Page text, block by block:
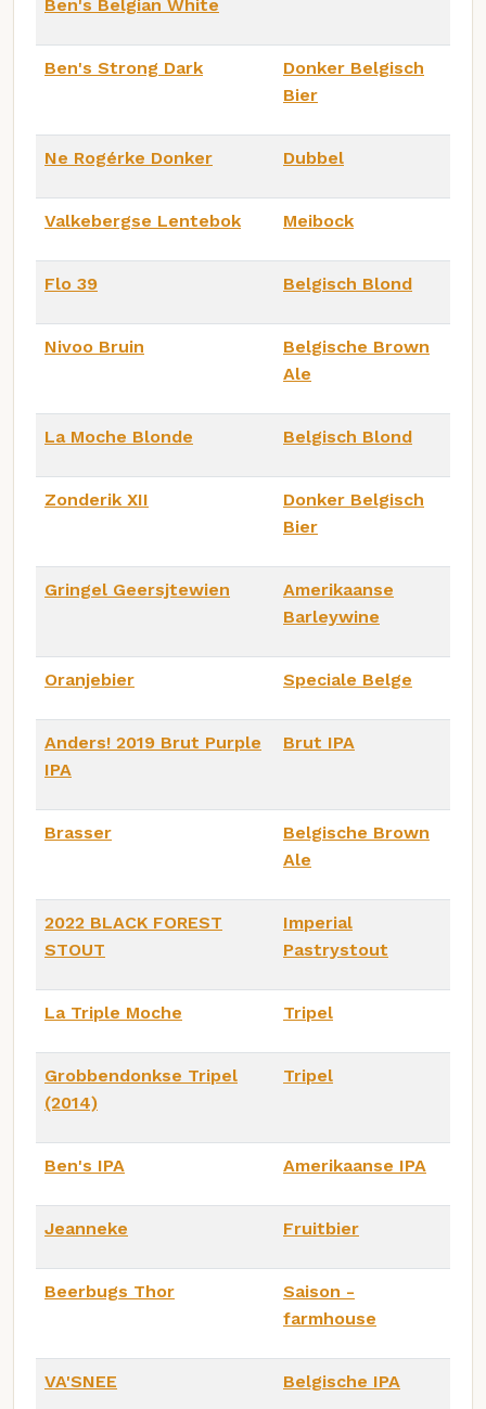
Ben's Belgian White
Ben's Strong Dark
Donker Belgisch
Bier
Ne Rogérke Donker Dubbel
Valkebergse Lentebok Meibock
Flo 39 Belgisch Blond
Nivoo Bruin
Belgische Brown
Ale
La Moche Blonde Belgisch Blond
Zonderik XII
Donker Belgisch
Bier
Gringel Geersjtewien
Amerikaanse
Barleywine
Oranjebier Speciale Belge
Anders! 2019 Brut Purple
IPA
Brut IPA
Brasser
Belgische Brown
Ale
2022 BLACK FOREST
STOUT
Imperial
Pastrystout
La Triple Moche Tripel
Grobbendonkse Tripel
(2014)
Tripel
Ben's IPA Amerikaanse IPA
Jeanneke Fruitbier
Beerbugs Thor
Saison -
farmhouse
VA'SNEE Belgische IPA